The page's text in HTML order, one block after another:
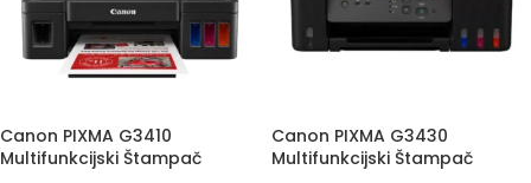
Canon PIXMA G3410
Multifunkcijski Štampač
Canon PIXMA G3430
Multifunkcijski Štampač